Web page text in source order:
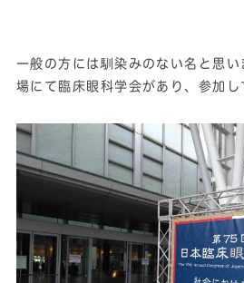
一般の方には馴染みのない名と思
場にて臨床眼科学会があり、参加し